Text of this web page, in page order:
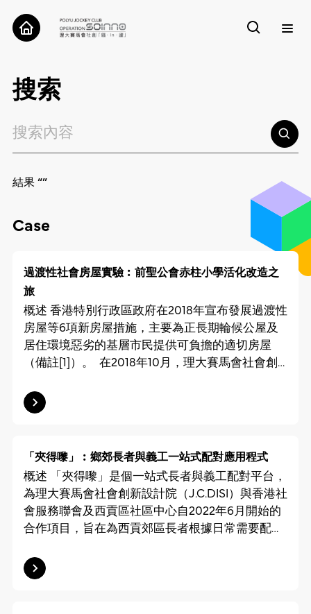
關於我們
案例
工具
研究
聯絡我們
搜索
結果 “”
Case
過渡性社會房屋實驗︰前聖公會赤柱小學活化改造之
旅
概述 香港特別行政區政府在2018年宣布發展過渡性
房屋等6項新房屋措施，主要為正長期輪候公屋及
居住環境惡劣的基層市民提供可負擔的適切房屋
（備註[1]）。 在2018年10月，理大賽馬會社會創
題，在「理大賽馬會社創『騷‧In‧廬』」計劃之
下，舉辦了「十萬分一」的第一季社創研討會，旨
全面的討論；（2）建議一系列著重規劃及建築設
計的「過渡性社會房屋」計劃，例如活化閒置建築
物，用作租住單位，為基層群體建立一個安全便利
及得到支援的環境，協助他們全面融入社區。 此
後，J.C.DISI選取了位於深水埗通州街及欽州街西交
界用地、前聖公會赤柱小學及馬灣舊村三個地點進
C-Lab和科進三家專業顧問團隊，為「過渡性社會
「夾得嚟」︰鄉郊長者與義工一站式配對應用程式
概述 「夾得嚟」是個一站式長者與義工配對平台，
為理大賽馬會社會創新設計院（J.C.DISI）與香港社
會服務聯會及西貢區社區中心自2022年6月開始的
合作項目，旨在為西貢郊區長者根據日常需要配對
長者得到更有效和快捷的日常支援，提升社會對照
顧者身份的認知，為背負重擔的照顧者營造喘息空